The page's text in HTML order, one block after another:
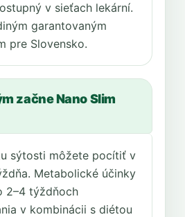
v sieťach lekární.
garantovaným
pre Slovensko.
začne Nano Slim
sýtosti môžete pocítiť v
Metabolické účinky
2–4 týždňoch
v kombinácii s diétou